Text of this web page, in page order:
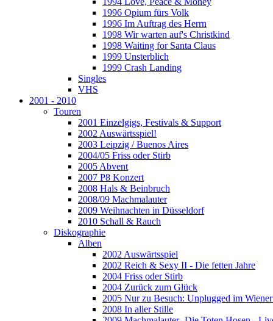
1996 Opium fürs Volk
1996 Im Auftrag des Herrn
1998 Wir warten auf's Christkind
1998 Waiting for Santa Claus
1999 Unsterblich
1999 Crash Landing
Singles
VHS
2001 - 2010
Touren
2001 Einzelgigs, Festivals & Support
2002 Auswärtsspiel!
2003 Leipzig / Buenos Aires
2004/05 Friss oder Stirb
2005 Abvent
2007 P8 Konzert
2008 Hals & Beinbruch
2008/09 Machmalauter
2009 Weihnachten in Düsseldorf
2010 Schall & Rauch
Diskographie
Alben
2002 Auswärtsspiel
2002 Reich & Sexy II - Die fetten Jahre
2004 Friss oder Stirb
2004 Zurück zum Glück
2005 Nur zu Besuch: Unplugged im
2008 In aller Stille